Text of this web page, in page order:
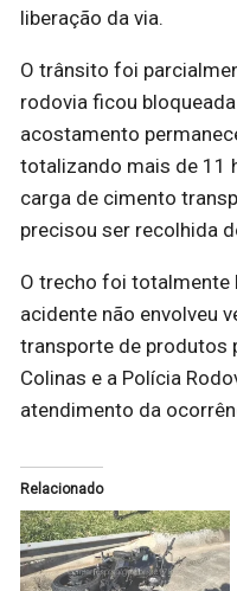
liberação da via.
O trânsito foi
rodovia ficou
acostamento
totalizando mais de 11
carga de cimento
precisou ser recolhida
O trecho foi totalmente
acidente não envolveu
transporte de produtos
Colinas e a Polícia
atendimento da
Relacionado